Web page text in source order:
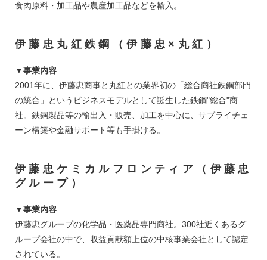
食肉原料・加工品や農産加工品などを輸入。
伊藤忠丸紅鉄鋼（伊藤忠×丸紅）
▼事業内容
2001年に、伊藤忠商事と丸紅との業界初の「総合商社鉄鋼部門
の統合」というビジネスモデルとして誕生した鉄鋼"総合"商
社。鉄鋼製品等の輸出入・販売、加工を中心に、サプライチェ
ーン構築や金融サポート等も手掛ける。
伊藤忠ケミカルフロンティア（伊藤忠
グループ）
▼事業内容
伊藤忠グループの化学品・医薬品専門商社。300社近くあるグ
ループ会社の中で、収益貢献額上位の中核事業会社として認定
されている。